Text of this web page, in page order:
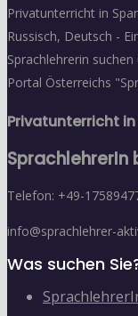
Privatunterricht in
Russisch, Deutsch -
Sprachlehrerin
Portal Österreichs
Privatunterricht
SprachlehrerIn
Telefon: +49-
info@sprachlehrer-
Was suchen